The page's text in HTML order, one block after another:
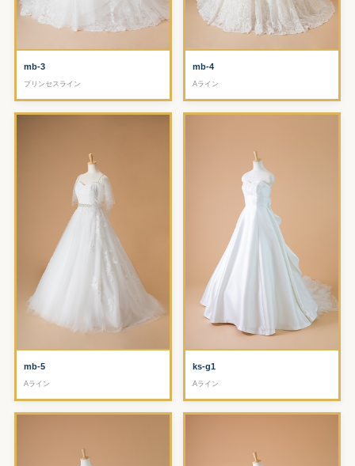
mb-3
プリンセスライン
mb-4
Aライン
mb-5
Aライン
ks-g1
Aライン